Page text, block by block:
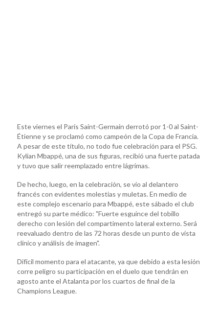
Este viernes el París Saint-Germain derrotó por 1-0 al Saint-
Étienne y se proclamó como campeón de la Copa de Francia.
A pesar de este título, no todo fue celebración para el PSG.
Kylian Mbappé, una de sus figuras, recibió una fuerte patada
y tuvo que salir reemplazado entre lágrimas.
De hecho, luego, en la celebración, se vio al delantero
francés con evidentes molestias y muletas. En medio de
este complejo escenario para Mbappé, este sábado el club
entregó su parte médico: "Fuerte esguince del tobillo
derecho con lesión del compartimento lateral externo. Será
reevaluado dentro de las 72 horas desde un punto de vista
clínico y análisis de imagen".
Difícil momento para el atacante, ya que debido a esta lesión
corre peligro su participación en el duelo que tendrán en
agosto ante el Atalanta por los cuartos de final de la
Champions League.